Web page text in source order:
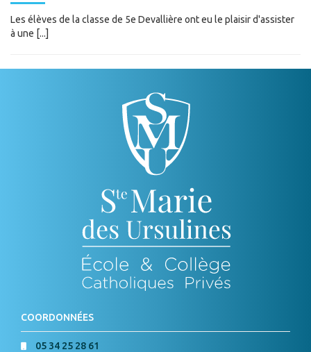
Les élèves de la classe de 5e Devallière ont eu le plaisir d'assister
à une [...]
COORDONNÉES
05 34 25 28 61